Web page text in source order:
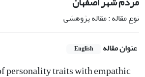
نوع مقاله : مقاله پژوهشی
عنوان مقاله English
personality traits with empathic